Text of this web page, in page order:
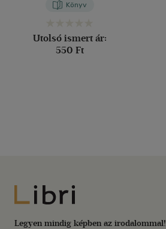
Könyv
Utolsó ismert ár:
550 Ft
Libri
Legyen mindig képben az irodalommal!